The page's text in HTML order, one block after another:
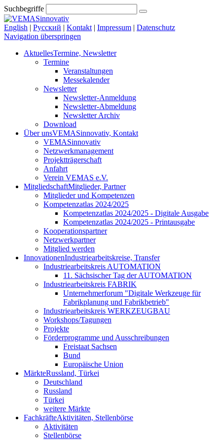
Suchbegriffe
English | Русский | Kontakt | Impressum | Datenschutz
Navigation überspringen
AktuellesTermine, Newsletter
Termine
Veranstaltungen
Messekalender
Newsletter
Newsletter-Anmeldung
Newsletter-Abmeldung
Newsletter Archiv
Download
Über unsVEMASinnovativ, Kontakt
VEMASinnovativ
Netzwerkmanagement
Projektträgerschaft
Anfahrt
Verein VEMAS e.V.
MitgliedschaftMitglieder, Partner
Mitglieder und Kompetenzen
Kompetenzatlas 2024/2025
Kompetenzatlas 2024/2025 - Digitale Ausgabe
Kompetenzatlas 2024/2025 - Printausgabe
Kooperationspartner
Netzwerkpartner
Mitglied werden
InnovationenIndustriearbeitskreise, Transfer
Industriearbeitskreis AUTOMATION
11. Sächsischer Tag der AUTOMATION
Industriearbeitskreis FABRIK
Unternehmerforum "Digitale Werkzeuge für
Fabrikplanung und Fabrikbetrieb"
Industriearbeitskreis WERKZEUGBAU
Workshops/Tagungen
Projekte
Förderprogramme und Ausschreibungen
Freistaat Sachsen
Bund
Europäische Union
MärkteRussland, Türkei
Deutschland
Russland
Türkei
weitere Märkte
FachkräfteAktivitäten, Stellenbörse
Aktivitäten
Stellenbörse